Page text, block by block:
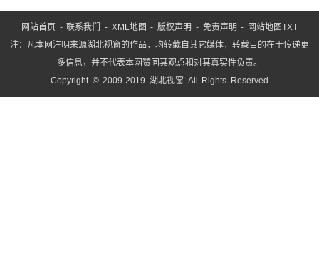
网站首页 -联系我们 - XML地图 -版权声明 - 免责声明 - 网站地图TXT
注：凡本网注明来源湖北视窗的作品，均转载自其它媒体，转载目的在于传递更
多信息，并不代表本网赞同其观点和对其真实性负责。
Copyright © 2009-2019 湖北视窗 All Rights Reserved